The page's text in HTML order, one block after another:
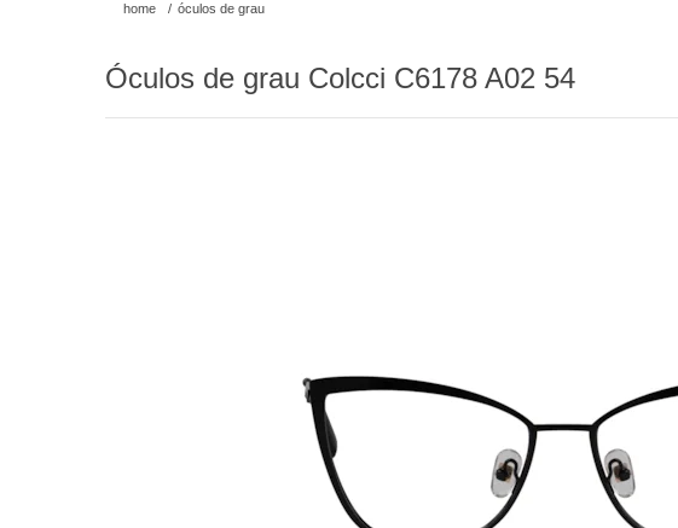
home / óculos de grau
Óculos de grau Colcci C6178 A02 54